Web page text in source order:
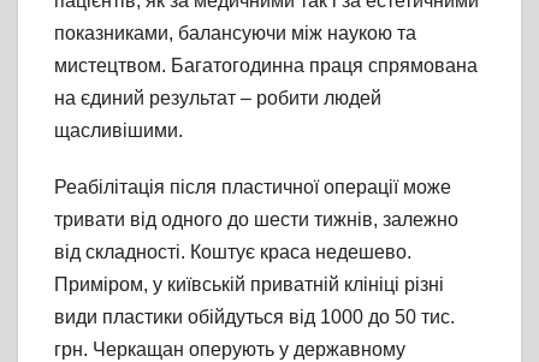
показниками, балансуючи між наукою та
мистецтвом. Багатогодинна праця спрямована
на єдиний результат – робити людей
щасливішими.
Реабілітація після пластичної операції може
тривати від одного до шести тижнів, залежно
від складності. Коштує краса недешево.
Приміром, у київській приватній клініці різні
види пластики обійдуться від 1000 до 50 тис.
грн. Черкащан оперують у державному